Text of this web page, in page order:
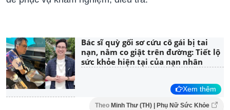
Bác sĩ quỳ gối sơ cứu cô gái bị tai
nạn, nằm co giật trên đường: Tiết lộ
sức khỏe hiện tại của nạn nhân
Xem thêm
Theo Minh Thư (TH) | Phụ Nữ Sức Khỏe